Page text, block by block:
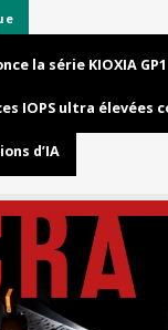
la série KIOXIA
IOPS ultra élevées
d’IA